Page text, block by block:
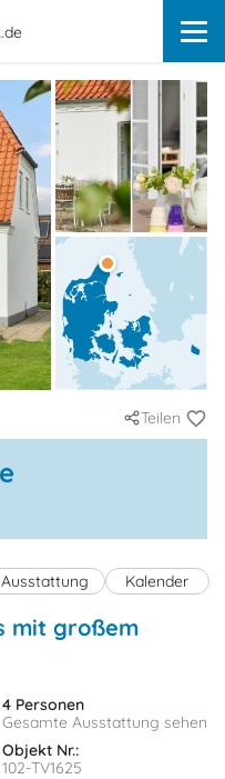
.de
Teilen
Ausstattung Kalender
mit großem
4 Personen
Gesamte Ausstattung sehen
Objekt Nr.:
102-TV1625